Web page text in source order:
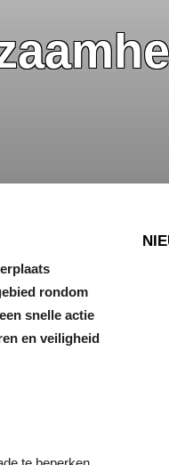
rondom
snelle actie
en veiligheid